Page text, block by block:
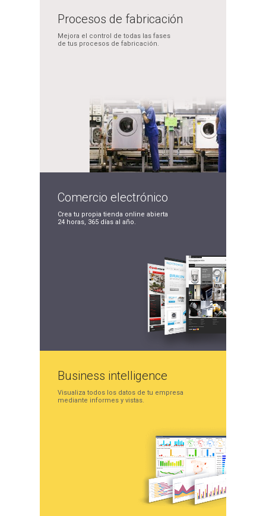
Procesos de fabricación
Mejora el control de todas las fases
de tus procesos de fabricación.
Comercioelectrónico
Crea tu propia tienda online abierta
24 horas, 365 días al año.
Business intelligence
Visualiza todos los datos de tu empresa
mediante informes y vistas.